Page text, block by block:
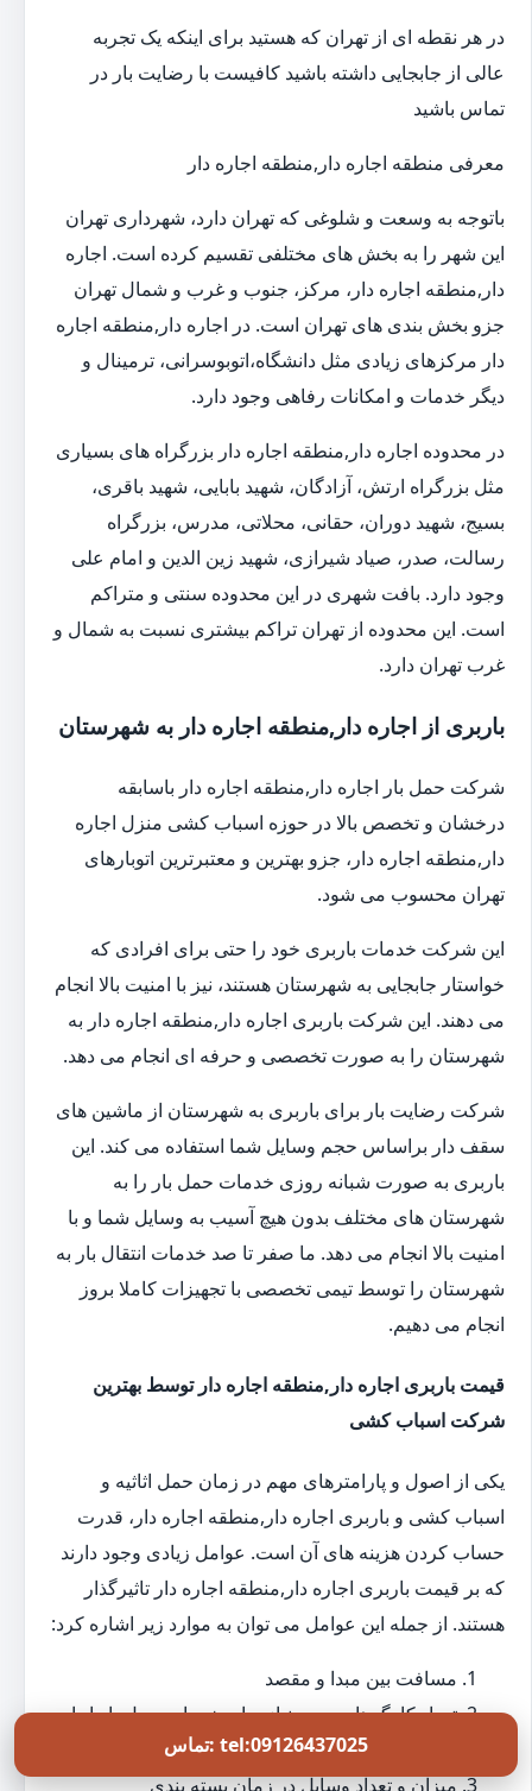
در هر نقطه ای از تهران که هستید برای اینکه یک تجربه
عالی از جابجایی داشته باشید کافیست با رضایت بار در
تماس باشید
معرفی منطقه اجاره دار,منطقه اجاره دار
باتوجه به وسعت و شلوغی که تهران دارد، شهرداری تهران
این شهر را به بخش های مختلفی تقسیم کرده است. اجاره
دار,منطقه اجاره دار، مرکز، جنوب و غرب و شمال تهران
جزو بخش بندی های تهران است. در اجاره دار,منطقه اجاره
دار مرکزهای زیادی مثل دانشگاه،اتوبوسرانی، ترمینال و
دیگر خدمات و امکانات رفاهی وجود دارد.
در محدوده اجاره دار,منطقه اجاره دار بزرگراه های بسیاری
مثل بزرگراه ارتش، آزادگان، شهید بابایی، شهید باقری،
بسیج، شهید دوران، حقانی، محلاتی، مدرس، بزرگراه
رسالت، صدر، صیاد شیرازی، شهید زین الدین و امام علی
وجود دارد. بافت شهری در این محدوده سنتی و متراکم
است. این محدوده از تهران تراکم بیشتری نسبت به شمال و
غرب تهران دارد.
باربری از اجاره دار,منطقه اجاره دار به شهرستان
شرکت حمل بار اجاره دار,منطقه اجاره دار باسابقه
درخشان و تخصص بالا در حوزه اسباب کشی منزل اجاره
دار,منطقه اجاره دار، جزو بهترین و معتبرترین اتوبارهای
تهران محسوب می شود.
این شرکت خدمات باربری خود را حتی برای افرادی که
خواستار جابجایی به شهرستان هستند، نیز با امنیت بالا انجام
می دهند. این شرکت باربری اجاره دار,منطقه اجاره دار به
شهرستان را به صورت تخصصی و حرفه ای انجام می دهد.
شرکت رضایت بار برای باربری به شهرستان از ماشین های
سقف دار براساس حجم وسایل شما استفاده می کند. این
باربری به صورت شبانه روزی خدمات حمل بار را به
شهرستان های مختلف بدون هیچ آسیب به وسایل شما و با
امنیت بالا انجام می دهد. ما صفر تا صد خدمات انتقال بار به
شهرستان را توسط تیمی تخصصی با تجهیزات کاملا بروز
انجام می دهیم.
قیمت باربری اجاره دار,منطقه اجاره دار توسط بهترین
شرکت اسباب کشی
یکی از اصول و پارامترهای مهم در زمان حمل اثاثیه و
اسباب کشی و باربری اجاره دار,منطقه اجاره دار، قدرت
حساب کردن هزینه های آن است. عوامل زیادی وجود دارند
که بر قیمت باربری اجاره دار,منطقه اجاره دار تاثیرگذار
هستند. از جمله این عوامل می توان به موارد زیر اشاره کرد:
مسافت بین مبدا و مقصد
تعداد کارگرهای مورد نیاز برای خدمات حمل بار اجاره
دار,منطقه اجاره دار
میزان و تعداد وسایل در زمان بسته بندی
تماس: tel:09126437025